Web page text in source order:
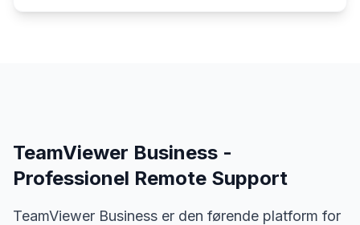
TeamViewer Business -
Professionel Remote Support
TeamViewer Business er den førende platform for